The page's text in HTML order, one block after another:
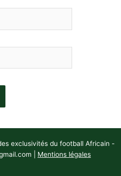
exclusivités du football Africain -
Mentions légales